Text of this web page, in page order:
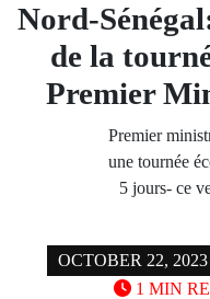
Nord-
de la
Premier
Premier
une tournée
5 jours- ce
OCTOBER 22, 2023
1 MIN